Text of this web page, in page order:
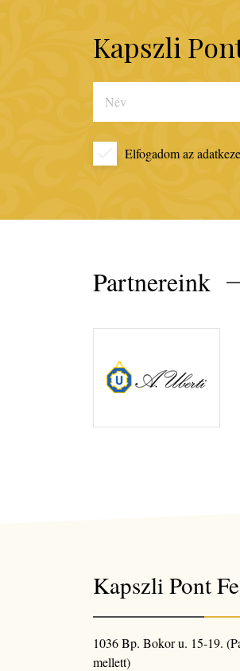
Kapszli
Elfogadom az
Partnereink
Kapszli Pont
1036 Bp. Bokor u. 15-19.
mellett)